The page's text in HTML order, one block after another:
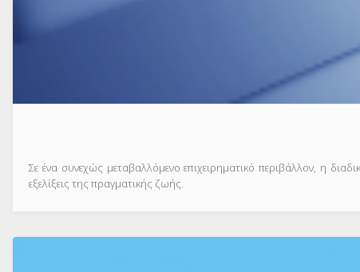
Σε ένα συνεχώς μεταβαλλόμενο επιχειρηματικό περιβάλλον, η
εξελίξεις της πραγματικής ζωής.